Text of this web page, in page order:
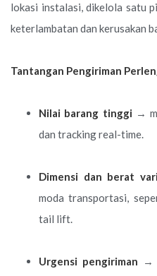
lokasi instalasi, dikelola satu
keterlambatan dan kerusakan
Tantangan Pengiriman
Nilai barang tinggi →
dan tracking real-time.
Dimensi dan berat
moda transportasi,
tail lift.
Urgensi pengiriman →